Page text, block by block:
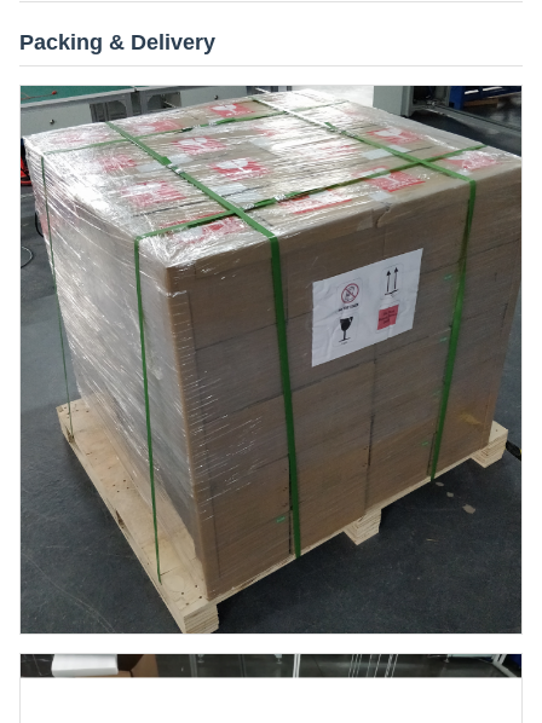
Packing & Delivery